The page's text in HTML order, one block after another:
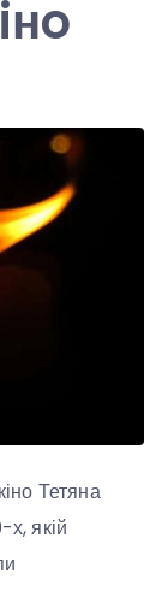
Тетяна
якій